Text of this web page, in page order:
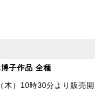
⼦作品 全種
⽊）10時30分より販売開